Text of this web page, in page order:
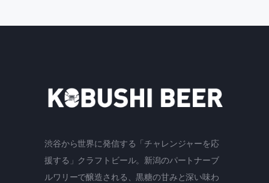
渋谷から世界に発信する「チャレンジャーを応
援する」クラフトビール。新潟のパートナーブ
ルワリーで醸造される、黒糖の甘みと深い味わ